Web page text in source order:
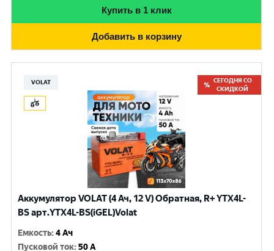
Купить в 1 клик
Добавить в корзину
VOLAT
СЕГОДНЯ СО
СКИДКОЙ
Аккумулятор VOLAT (4 Ач, 12 V) Обратная, R+ YTX4L-
BS арт.YTX4L-BS(iGEL)Volat
Емкость:4 Ач
Пусковой ток:50 A